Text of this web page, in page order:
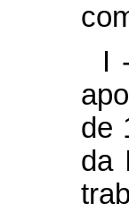
I
de
da